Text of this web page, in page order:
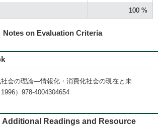
100 %
on Evaluation Criteria
社会の理論―情報化・消費化社会の現在と未
）978-4004304654
Readings and Resource